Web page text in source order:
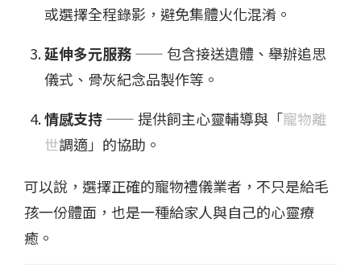
或選擇全程錄影，避免集體火化混淆。
延伸多元服務—— 包含接送遺體、舉辦追思
儀式、骨灰紀念品製作等。
情感支持—— 提供飼主心靈輔導與「寵物離
世調適」的協助。
可以說，選擇正確的寵物禮儀業者，不只是給毛
孩一份體面，也是一種給家人與自己的心靈療
癒。